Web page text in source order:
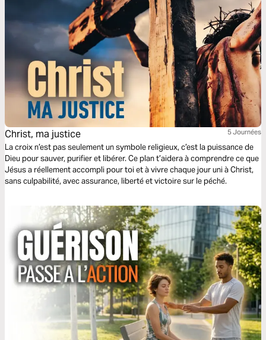
Christ, ma justice 5 Journées
La croix n’est pas seulement un symbole religieux, c’est la puissance de
Dieu pour sauver, purifier et libérer. Ce plan t’aidera à comprendre ce que
Jésus a réellement accompli pour toi et à vivre chaque jour uni à Christ,
sans culpabilité, avec assurance, liberté et victoire sur le péché.